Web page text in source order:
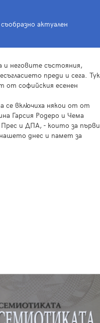
актуален
и неговите състояния,
преди и сега. Тук
от софийския есенен
се включиха някои от от
Гарсия Родеро и Чема
и ДПА, - които за първи
днес и памет за